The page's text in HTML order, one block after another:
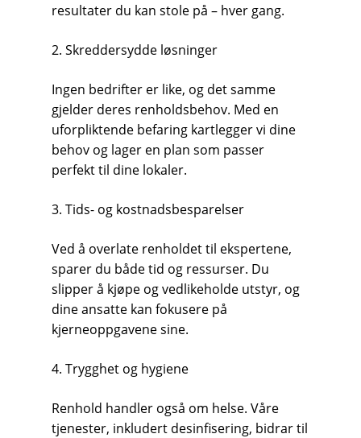
resultater du kan stole på – hver gang.
2. Skreddersydde løsninger
Ingen bedrifter er like, og det samme
gjelder deres renholdsbehov. Med en
uforpliktende befaring kartlegger vi dine
behov og lager en plan som passer
perfekt til dine lokaler.
3. Tids- og kostnadsbesparelser
Ved å overlate renholdet til ekspertene,
sparer du både tid og ressurser. Du
slipper å kjøpe og vedlikeholde utstyr, og
dine ansatte kan fokusere på
kjerneoppgavene sine.
4. Trygghet og hygiene
Renhold handler også om helse. Våre
tjenester, inkludert desinfisering, bidrar til